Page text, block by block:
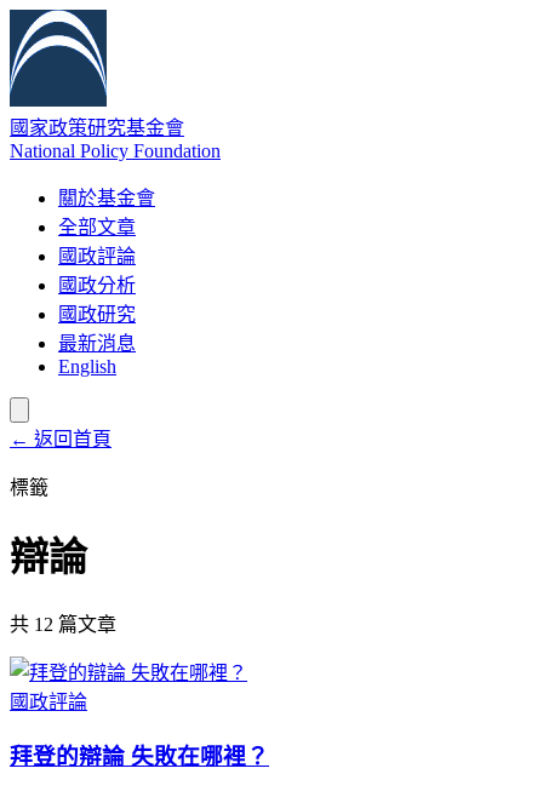
國家政策研究基金會
National Policy Foundation
關於基金會
全部文章
國政評論
國政分析
國政研究
最新消息
English
← 返回首頁
標籤
辯論
共 12 篇文章
國政評論
拜登的辯論 失敗在哪裡？